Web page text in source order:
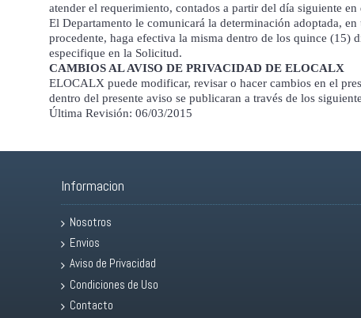
atender el requerimiento, contados a partir del día siguiente
El Departamento le comunicará la determinación adoptada,
procedente, haga efectiva la misma dentro de los quince (15)
especifique en la Solicitud.
CAMBIOS AL AVISO DE PRIVACIDAD DE ELOCALX
ELOCALX puede modificar, revisar o hacer cambios en el
dentro del presente aviso se publicaran a través de los
Última Revisión: 06/03/2015
Informacion
Nosotros
Envios
Aviso de Privacidad
Condiciones de Uso
Contacto